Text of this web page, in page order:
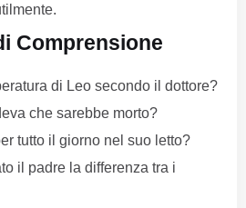
Comprensione
di Leo secondo il dottore?
che sarebbe morto?
tutto il giorno nel suo letto?
il padre la differenza tra i